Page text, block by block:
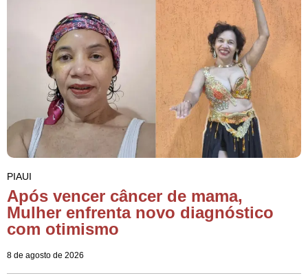
PIAUI
Após vencer câncer de mama,
Mulher enfrenta novo diagnóstico
com otimismo
8 de agosto de 2026